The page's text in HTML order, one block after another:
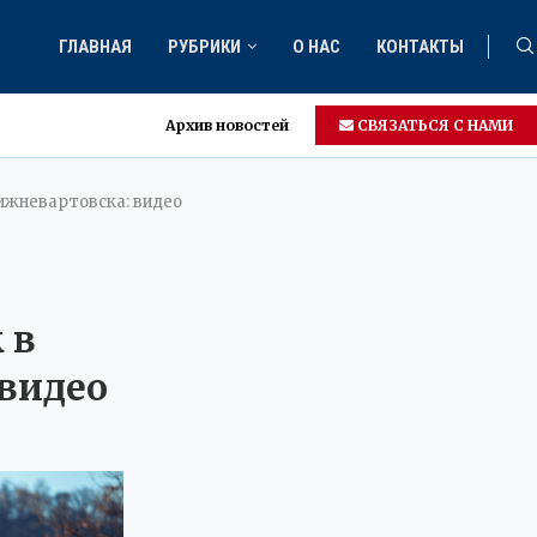
ГЛАВНАЯ РУБРИКИ О НАС КОНТАКТЫ
Архив новостей СВЯЗАТЬСЯ С НАМИ
видео
в